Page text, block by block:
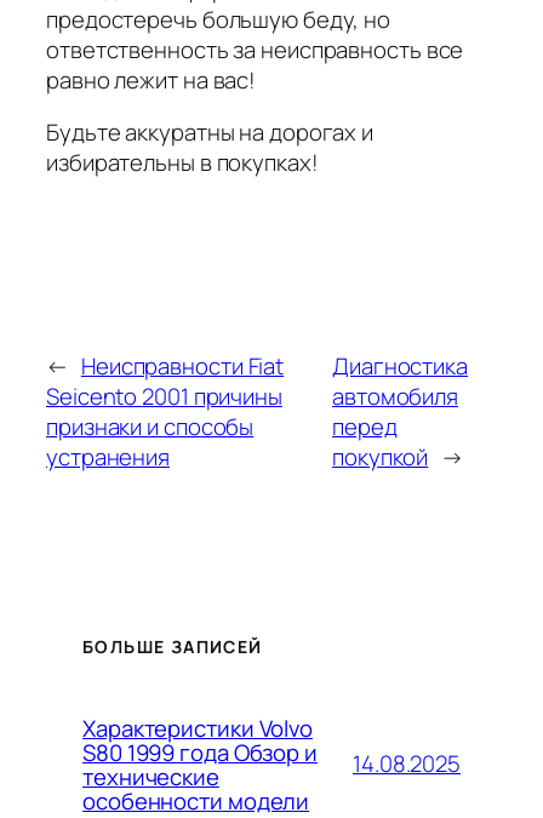
предостеречь большую беду, но
ответственность за неисправность все
равно лежит на вас!
Будьте аккуратны на дорогах и
избирательны в покупках!
← Неисправности Fiat
Seicento 2001 причины
признаки и способы
устранения
Диагностика
автомобиля
перед
покупкой →
БОЛЬШЕ ЗАПИСЕЙ
Характеристики Volvo
S80 1999 года Обзор и
технические
особенности модели
14.08.2025